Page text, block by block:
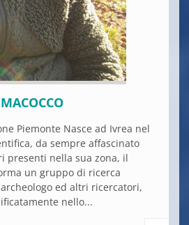
Piemonte Nasce ad Ivrea nel
da sempre affascinato
presenti nella sua zona, il
un gruppo di ricerca
ed altri ricercatori,
nello...